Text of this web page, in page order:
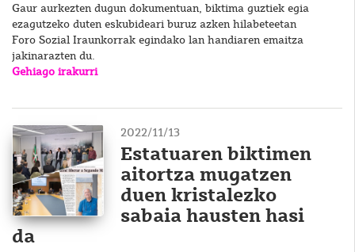
Gaur aurkezten dugun dokumentuan, biktima guztiek egia
ezagutzeko duten eskubideari buruz azken hilabeteetan
Foro Sozial Iraunkorrak egindako lan handiaren emaitza
jakinarazten du.
Gehiago irakurri
2022/11/13
Estatuaren biktimen
aitortza mugatzen
duen kristalezko
sabaia hausten hasi
da